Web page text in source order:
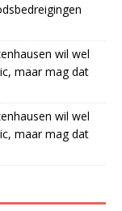
wil wel
maar mag dat
wil wel
maar mag dat